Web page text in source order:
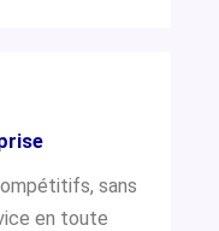
sans
en toute